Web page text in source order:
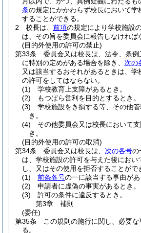
条の規定にかかわらず校長において学
することができる。
2
校長は、 前項の規定により学校施設
は、その旨を委員会に報告しなければ
(目的外使用の許可の禁止)
第33条
委員会又は校長は、法令、条例
に特別の定めがある場合を除き、 次の
又は該当するおそれがあるときは、学
の許可をしてはならない。
(1)
学校教育上支障があるとき。
(2)
もつぱら営利を目的とするとき。
(3)
学校施設をき損する等、その他
き。
(4)
その他委員会又は校長において
き。
(目的外使用の許可の取消)
第34条
委員会又は校長は、 次の各号の
は、学校施設の許可を与えた後におい
し、又はその使用を拒否することがで
(1)
前条各号の一に該当する事由があ
(2)
申請者に虚偽の事実があるとき。
(3)
許可の条件に違反するとき。
第3章
補則
(委任)
第35条
この規則の施行に関し、必要
る。